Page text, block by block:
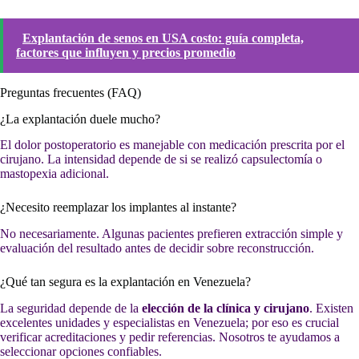
Explantación de senos en USA costo: guía completa,
factores que influyen y precios promedio
Preguntas frecuentes (FAQ)
¿La explantación duele mucho?
El dolor postoperatorio es manejable con medicación prescrita por el
cirujano. La intensidad depende de si se realizó capsulectomía o
mastopexia adicional.
¿Necesito reemplazar los implantes al instante?
No necesariamente. Algunas pacientes prefieren extracción simple y
evaluación del resultado antes de decidir sobre reconstrucción.
¿Qué tan segura es la explantación en Venezuela?
La seguridad depende de la elección de la clínica y cirujano. Existen
excelentes unidades y especialistas en Venezuela; por eso es crucial
verificar acreditaciones y pedir referencias. Nosotros te ayudamos a
seleccionar opciones confiables.